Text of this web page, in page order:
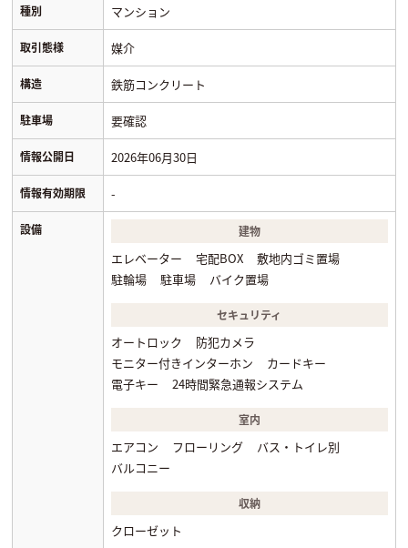
種別 マンション
取引態様 媒介
構造 鉄筋コンクリート
駐車場 要確認
情報公開日 2026年06月30日
情報有効期限 -
設備 建物
エレベーター 宅配BOX
敷地内ゴミ置場
駐輪場
駐車場 バイク置場
セキュリティ
オートロック
防犯カメラ
モニター付きインターホン
カードキー
電子キー
24時間緊急通報システム
室内
エアコン フローリング
バス・トイレ別
バルコニー
収納
クローゼット